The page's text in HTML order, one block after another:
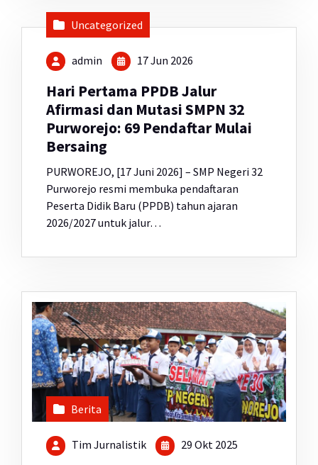
Uncategorized
admin 17 Jun 2026
Hari Pertama PPDB Jalur
Afirmasi dan Mutasi SMPN 32
Purworejo: 69 Pendaftar Mulai
Bersaing
PURWOREJO, [17 Juni 2026] – SMP Negeri 32
Purworejo resmi membuka pendaftaran
Peserta Didik Baru (PPDB) tahun ajaran
2026/2027 untuk jalur…
Berita
Tim Jurnalistik 29 Okt 2025